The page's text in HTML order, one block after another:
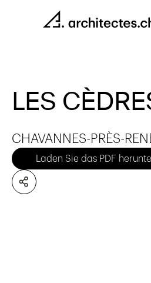
LES
CHAVANNES-PRÈS-
Laden Sie das PDF